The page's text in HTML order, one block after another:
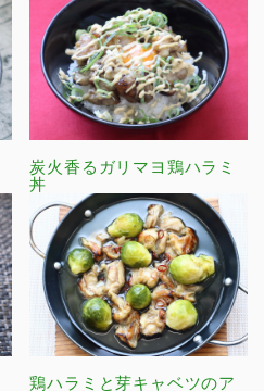
炭火香るガリマヨ鶏ハラミ
丼
鶏ハラミと芽キャベツのア